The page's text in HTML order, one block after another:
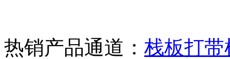
热销产品通道： 栈板打带